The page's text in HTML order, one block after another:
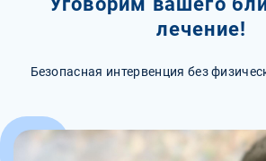
лечение!
Безопасная интервенция без